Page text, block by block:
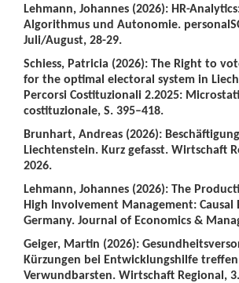
Lehmann, Johannes (2026): HR-
Algorithmus und Autonomie.
Juli/August, 28-29.
Schiess, Patricia (2026): The Right to
for the optimal electoral system in
Percorsi Costituzionali 2.2025:
costituzionale, S. 395–418.
Brunhart, Andreas (2026):
Liechtenstein. Kurz gefasst. Wirtschaft
2026.
Lehmann, Johannes (2026): The
High Involvement Management: Causal
Germany. Journal of Economics &
Geiger, Martin (2026):
Kürzungen bei Entwicklungshilfe
Verwundbarsten. Wirtschaft Regional,